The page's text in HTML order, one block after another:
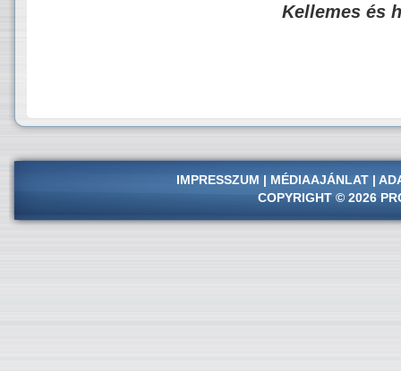
Kellemes és
IMPRESSZUM | MÉDIAAJÁNLAT |
COPYRIGHT © 2026